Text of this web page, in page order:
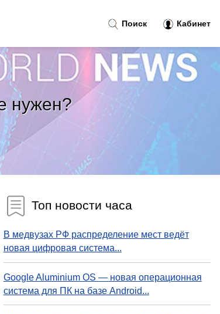
нужен?
Топ новости часа
В медвузах РФ распределение мест ведёт
новая цифровая система...
Google Aluminium OS — новая операционная
система для ПК на базе Android...
Поиск Кабинет